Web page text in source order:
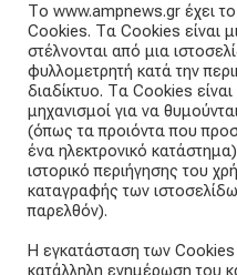
Articles straight into
Subscribe and receive our
m
Το www.ampnews.gr έχει
Cookies. Τα Cookies είναι
στέλνονται από μια
φυλλομετρητή κατά την
διαδίκτυο. Τα Cookies
μηχανισμοί για να
(όπως τα προιόντα που
ένα ηλεκτρονικό
ιστορικό περιήγησης του
καταγραφής των
παρελθόν).
Η εγκατάσταση των
κατάλληλη ενημέρωση του